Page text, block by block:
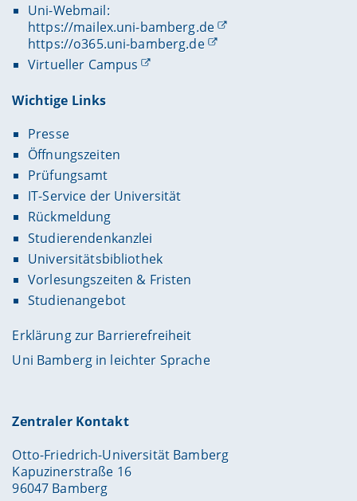
Uni-Webmail:
https://mailex.uni-bamberg.de
https://o365.uni-bamberg.de
Virtueller Campus
Wichtige Links
Presse
Öffnungszeiten
Prüfungsamt
IT-Service der Universität
Rückmeldung
Studierendenkanzlei
Universitätsbibliothek
Vorlesungszeiten & Fristen
Studienangebot
Erklärung zur Barrierefreiheit
Uni Bamberg in leichter Sprache
Zentraler Kontakt
Otto-Friedrich-Universität Bamberg
Kapuzinerstraße 16
96047 Bamberg